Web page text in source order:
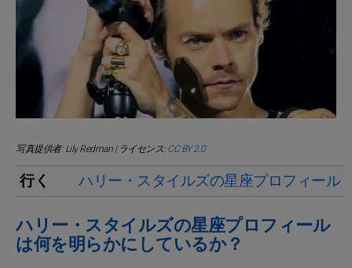
写真提供者: Lily Redman | ライセンス:CC BY 2.0
行く ハリー・スタイルズの星座プロフィール
ハリー・スタイルズの星座プロフィール
は何を明らかにしているか？